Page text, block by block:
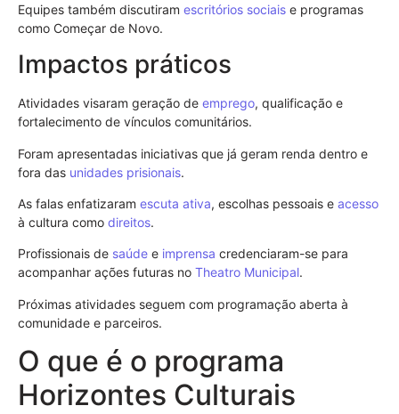
Equipes também discutiram escritórios sociais e programas
como Começar de Novo.
Impactos práticos
Atividades visaram geração de emprego, qualificação e
fortalecimento de vínculos comunitários.
Foram apresentadas iniciativas que já geram renda dentro e
fora das unidades prisionais.
As falas enfatizaram escuta ativa, escolhas pessoais e acesso
à cultura como direitos.
Profissionais de saúde e imprensa credenciaram-se para
acompanhar ações futuras no Theatro Municipal.
Próximas atividades seguem com programação aberta à
comunidade e parceiros.
O que é o programa
Horizontes Culturais